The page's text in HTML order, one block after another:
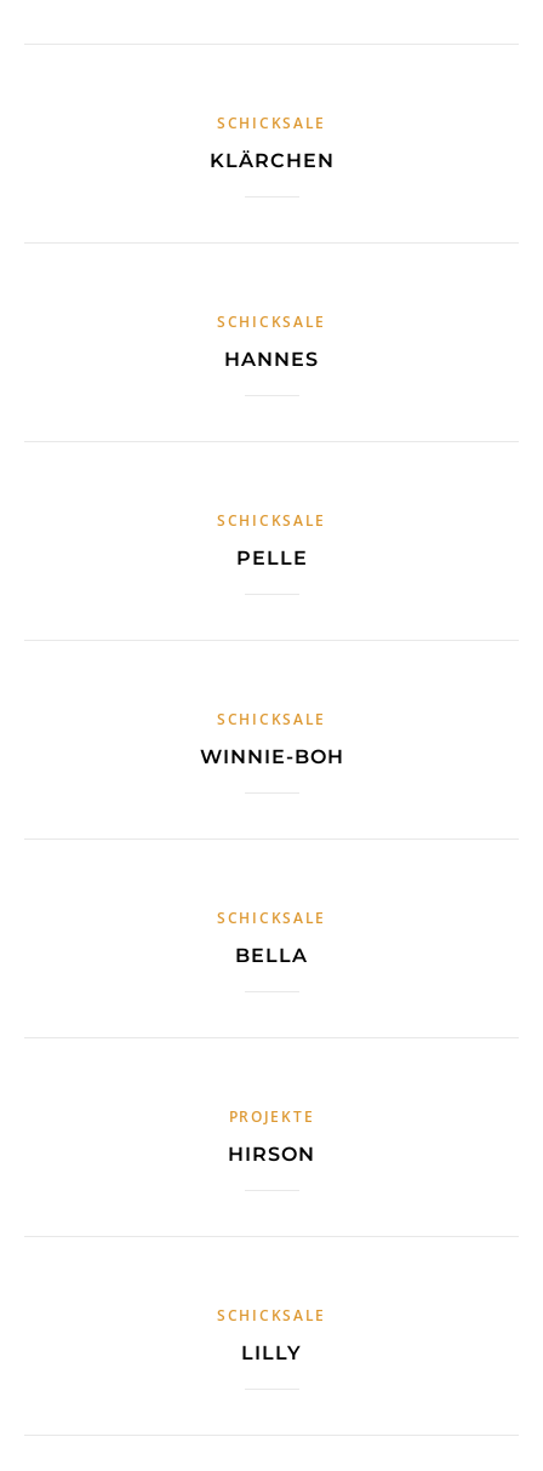
SCHICKSALE
KLÄRCHEN
SCHICKSALE
HANNES
SCHICKSALE
PELLE
SCHICKSALE
WINNIE-BOH
SCHICKSALE
BELLA
PROJEKTE
HIRSON
SCHICKSALE
LILLY